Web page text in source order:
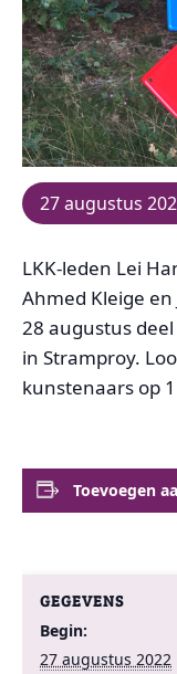
27 augustus
LKK-leden Lei
Ahmed Kleige en
28 augustus
in Stramproy.
kunstenaars op
Toevoegen
GEGEVENS
Begin:
27 augustus 2022